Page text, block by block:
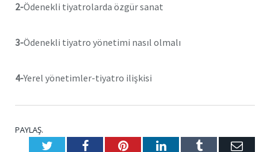
2-Ödenekli tiyatrolarda özgür sanat
3-Ödenekli tiyatro yönetimi nasıl olmalı
4-Yerel yönetimler-tiyatro ilişkisi
PAYLAŞ.
TwitterFacebookPinterestLinkedInTumblr E-